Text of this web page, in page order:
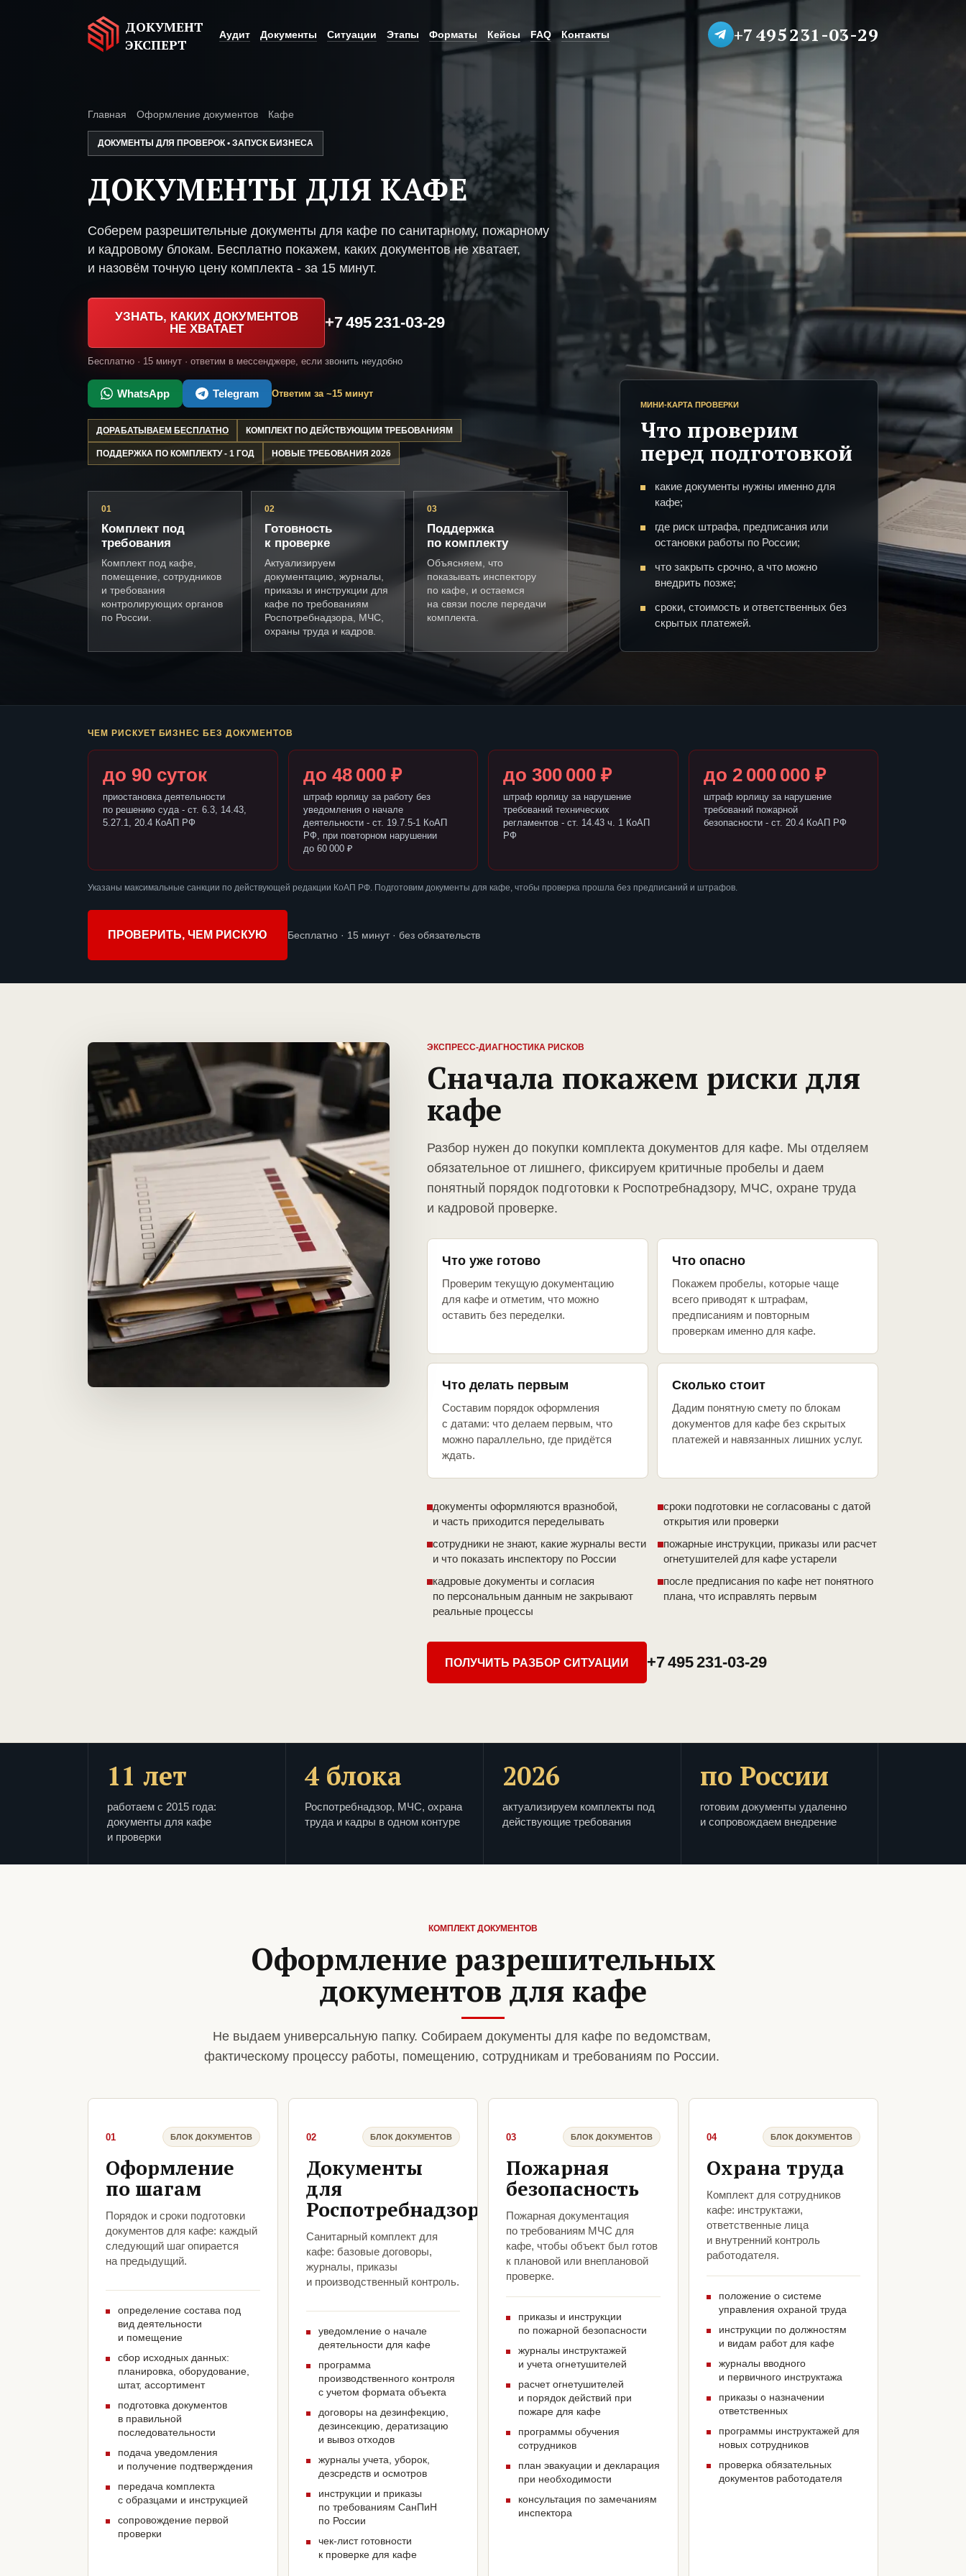
ДОКУМЕНТ
ЭКСПЕРТ
Аудит Документы Ситуации Этапы Форматы Кейсы FAQ Контакты +7 495 231-03-29
Главная Оформление документов Кафе
ДОКУМЕНТЫ ДЛЯ ПРОВЕРОК • ЗАПУСК БИЗНЕСА
ДОКУМЕНТЫ ДЛЯ КАФЕ
Соберем разрешительные документы для кафе по санитарному, пожарному
и кадровому блокам. Бесплатно покажем, каких документов не хватает,
и назовём точную цену комплекта - за 15 минут.
УЗНАТЬ, КАКИХ ДОКУМЕНТОВ
НЕ ХВАТАЕТ
+7 495 231-03-29
Бесплатно · 15 минут · ответим в мессенджере, если звонить неудобно
WhatsApp Telegram Ответим за ~15 минут
ДОРАБАТЫВАЕМ БЕСПЛАТНО КОМПЛЕКТ ПО ДЕЙСТВУЮЩИМ ТРЕБОВАНИЯМ
ПОДДЕРЖКА ПО КОМПЛЕКТУ - 1 ГОД НОВЫЕ ТРЕБОВАНИЯ 2026
01
Комплект под
требования
Комплект под кафе,
помещение, сотрудников
и требования
контролирующих органов
по России.
02
Готовность
к проверке
Актуализируем
документацию, журналы,
приказы и инструкции для
кафе по требованиям
Роспотребнадзора, МЧС,
охраны труда и кадров.
03
Поддержка
по комплекту
Объясняем, что
показывать инспектору
по кафе, и остаемся
на связи после передачи
комплекта.
МИНИ-КАРТА ПРОВЕРКИ
Что проверим
перед подготовкой
какие документы нужны именно для
кафе;
где риск штрафа, предписания или
остановки работы по России;
что закрыть срочно, а что можно
внедрить позже;
сроки, стоимость и ответственных без
скрытых платежей.
ЧЕМ РИСКУЕТ БИЗНЕС БЕЗ ДОКУМЕНТОВ
до 90 суток
приостановка деятельности
по решению суда - ст. 6.3, 14.43,
5.27.1, 20.4 КоАП РФ
до 48 000 ₽
штраф юрлицу за работу без
уведомления о начале
деятельности - ст. 19.7.5-1 КоАП
РФ, при повторном нарушении
до 60 000 ₽
до 300 000 ₽
штраф юрлицу за нарушение
требований технических
регламентов - ст. 14.43 ч. 1 КоАП
РФ
до 2 000 000 ₽
штраф юрлицу за нарушение
требований пожарной
безопасности - ст. 20.4 КоАП РФ
Указаны максимальные санкции по действующей редакции КоАП РФ. Подготовим документы для кафе, чтобы проверка прошла без предписаний и штрафов.
ПРОВЕРИТЬ, ЧЕМ РИСКУЮ Бесплатно · 15 минут · без обязательств
ЭКСПРЕСС-ДИАГНОСТИКА РИСКОВ
Сначала покажем риски для
кафе
Разбор нужен до покупки комплекта документов для кафе. Мы отделяем
обязательное от лишнего, фиксируем критичные пробелы и даем
понятный порядок подготовки к Роспотребнадзору, МЧС, охране труда
и кадровой проверке.
Что уже готово
Проверим текущую документацию
для кафе и отметим, что можно
оставить без переделки.
Что опасно
Покажем пробелы, которые чаще
всего приводят к штрафам,
предписаниям и повторным
проверкам именно для кафе.
Что делать первым
Составим порядок оформления
с датами: что делаем первым, что
можно параллельно, где придётся
ждать.
Сколько стоит
Дадим понятную смету по блокам
документов для кафе без скрытых
платежей и навязанных лишних услуг.
документы оформляются вразнобой,
и часть приходится переделывать
сроки подготовки не согласованы с датой
открытия или проверки
сотрудники не знают, какие журналы вести
и что показать инспектору по России
пожарные инструкции, приказы или расчет
огнетушителей для кафе устарели
кадровые документы и согласия
по персональным данным не закрывают
реальные процессы
после предписания по кафе нет понятного
плана, что исправлять первым
ПОЛУЧИТЬ РАЗБОР СИТУАЦИИ +7 495 231-03-29
11 лет
работаем с 2015 года:
документы для кафе
и проверки
4 блока
Роспотребнадзор, МЧС, охрана
труда и кадры в одном контуре
2026
актуализируем комплекты под
действующие требования
по России
готовим документы удаленно
и сопровождаем внедрение
КОМПЛЕКТ ДОКУМЕНТОВ
Оформление разрешительных
документов для кафе
Не выдаем универсальную папку. Собираем документы для кафе по ведомствам,
фактическому процессу работы, помещению, сотрудникам и требованиям по России.
01 БЛОК ДОКУМЕНТОВ
Оформление
по шагам
Порядок и сроки подготовки
документов для кафе: каждый
следующий шаг опирается
на предыдущий.
определение состава под
вид деятельности
и помещение
сбор исходных данных:
планировка, оборудование,
штат, ассортимент
подготовка документов
в правильной
последовательности
подача уведомления
и получение подтверждения
передача комплекта
с образцами и инструкцией
сопровождение первой
проверки
02 БЛОК ДОКУМЕНТОВ
Документы
для
Роспотребнадзора
Санитарный комплект для
кафе: базовые договоры,
журналы, приказы
и производственный контроль.
уведомление о начале
деятельности для кафе
программа
производственного контроля
с учетом формата объекта
договоры на дезинфекцию,
дезинсекцию, дератизацию
и вывоз отходов
журналы учета, уборок,
дезсредств и осмотров
инструкции и приказы
по требованиям СанПиН
по России
чек-лист готовности
к проверке для кафе
03 БЛОК ДОКУМЕНТОВ
Пожарная
безопасность
Пожарная документация
по требованиям МЧС для
кафе, чтобы объект был готов
к плановой или внеплановой
проверке.
приказы и инструкции
по пожарной безопасности
журналы инструктажей
и учета огнетушителей
расчет огнетушителей
и порядок действий при
пожаре для кафе
программы обучения
сотрудников
план эвакуации и декларация
при необходимости
консультация по замечаниям
инспектора
04 БЛОК ДОКУМЕНТОВ
Охрана труда
Комплект для сотрудников
кафе: инструктажи,
ответственные лица
и внутренний контроль
работодателя.
положение о системе
управления охраной труда
инструкции по должностям
и видам работ для кафе
журналы вводного
и первичного инструктажа
приказы о назначении
ответственных
программы инструктажей для
новых сотрудников
проверка обязательных
документов работодателя